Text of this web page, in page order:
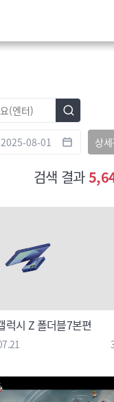
상
검색 결과
럭시 Z 폴더블7본편